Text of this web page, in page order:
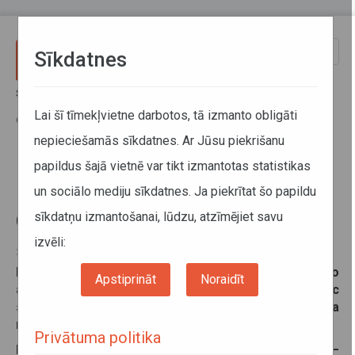
Sākums
Ogres novadā
No 1. septembra izmaiņas divos
reģionālo autobusu maršrutos
Ogres novadā
26. augusts 2025
No šī gada 1. septembra būs izmaiņas divos reģionālo
autobusu maršrutos Ogres novadā, lai skolēniem pēc
stundām Ogresgala pamatskolā būtu ērtāka
nokļūšana mājās Ogrē.
Reģionālās nozīmes maršrutā nr. 6091 Jaunogre–
Sīkdatnes
Lai šī tīmekļvietne darbotos, tā izmanto obligāti
nepieciešamās sīkdatnes. Ar Jūsu piekrišanu
papildus šajā vietnē var tikt izmantotas statistikas
un sociālo mediju sīkdatnes. Ja piekrītat šo papildu
sīkdatņu izmantošanai, lūdzu, atzīmējiet savu
izvēli:
Apstiprināt Noraidīt
Privātuma politika